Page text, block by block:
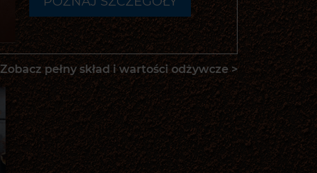
-
OTWIERA
POPUP
Z DODATKOWYMI
INFORMACJAMI
Zobacz pełny skład i wartości odżywcze >